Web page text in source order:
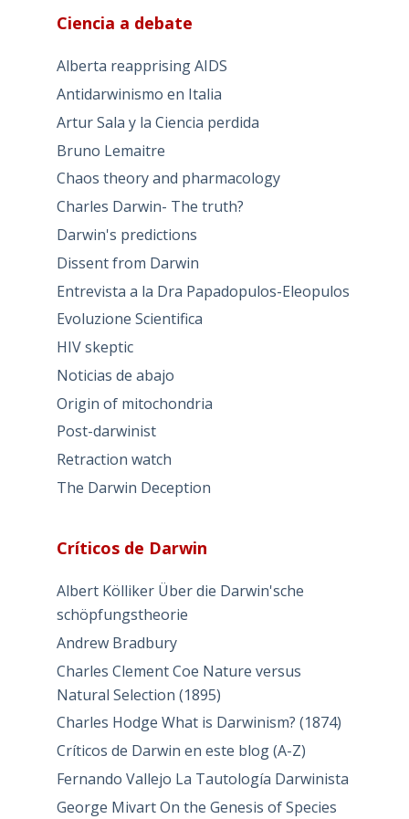
Ciencia a debate
Alberta reapprising AIDS
Antidarwinismo en Italia
Artur Sala y la Ciencia perdida
Bruno Lemaitre
Chaos theory and pharmacology
Charles Darwin- The truth?
Darwin's predictions
Dissent from Darwin
Entrevista a la Dra Papadopulos-Eleopulos
Evoluzione Scientifica
HIV skeptic
Noticias de abajo
Origin of mitochondria
Post-darwinist
Retraction watch
The Darwin Deception
Críticos de Darwin
Albert Kölliker Über die Darwin'sche
schöpfungstheorie
Andrew Bradbury
Charles Clement Coe Nature versus
Natural Selection (1895)
Charles Hodge What is Darwinism? (1874)
Críticos de Darwin en este blog (A-Z)
Fernando Vallejo La Tautología Darwinista
George Mivart On the Genesis of Species